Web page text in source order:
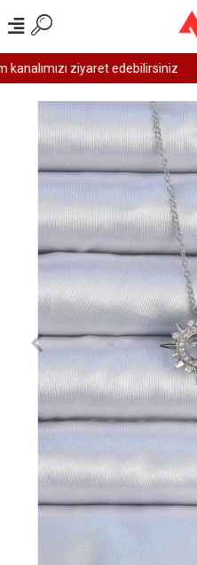
ziyaret edebilirsiniz